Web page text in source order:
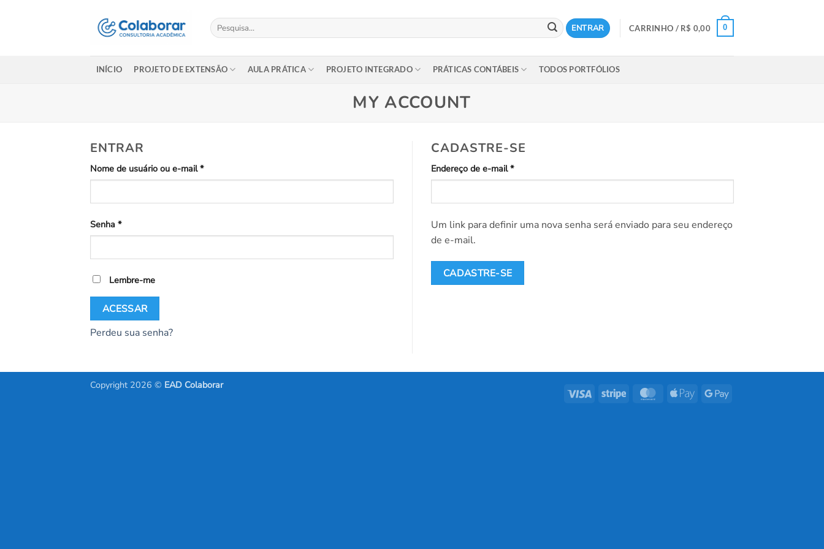
Pesquisar
por:
ENTRAR CARRINHO / R$ 0,00 0
INÍCIO PROJETO DE EXTENSÃO AULA PRÁTICA PROJETO INTEGRADO PRÁTICAS CONTÁBEIS TODOS PORTFÓLIOS
MY ACCOUNT
ENTRAR
Nome de usuário ou e-mail*Obrigatório
Senha *Obrigatório
Lembre-me
ACESSAR
Perdeu sua senha?
CADASTRE-SE
Endereço de e-mail*Obrigatório
Um link para definir uma nova senha será enviado para seu endereço
de e-mail.
CADASTRE-SE
Visa Stripe MasterCardApple
Google
Copyright 2026 © EAD Colaborar